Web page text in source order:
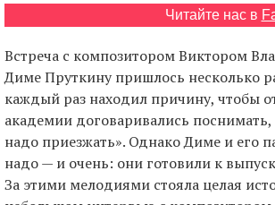
Читайте нас в
Встреча с композитором Виктором
Диме Пруткину пришлось несколько
каждый раз находил причину, чтобы
академии договаривались
надо приезжать». Однако Диме и его
надо — и очень: они готовили к
За этими мелодиями стояла целая